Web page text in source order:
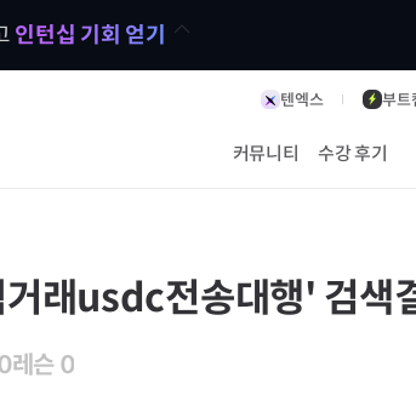
인턴십 기회 얻기
텐엑스 부트
커뮤니티 수강 후기
래usdc전송대행' 검색
레슨 0